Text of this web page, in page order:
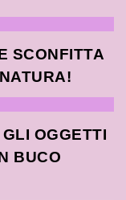
SCONFITTA
OGGETTI
BUCO